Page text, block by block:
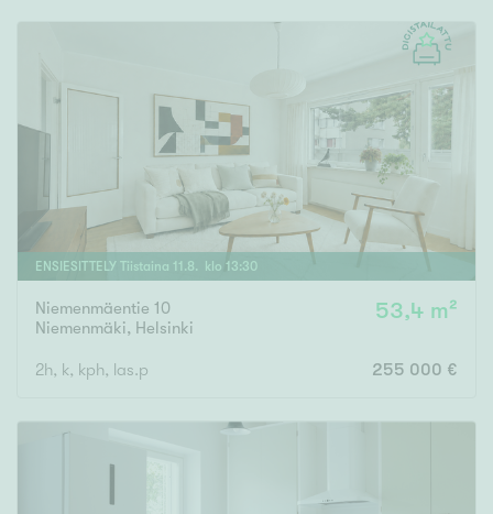
ENSIESITTELY Tiistaina 11 .8 . klo 13:30
Niemenmäentie 10
Niemenmäki, Helsinki
53,4 m²
2h, k, kph, las.p 255 000 €